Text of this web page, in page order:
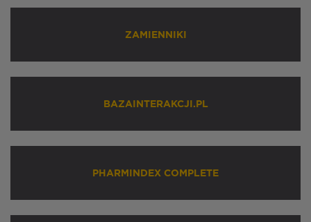
ZAMIENNIKI
BAZAINTERAKCJI.PL
PHARMINDEX COMPLETE